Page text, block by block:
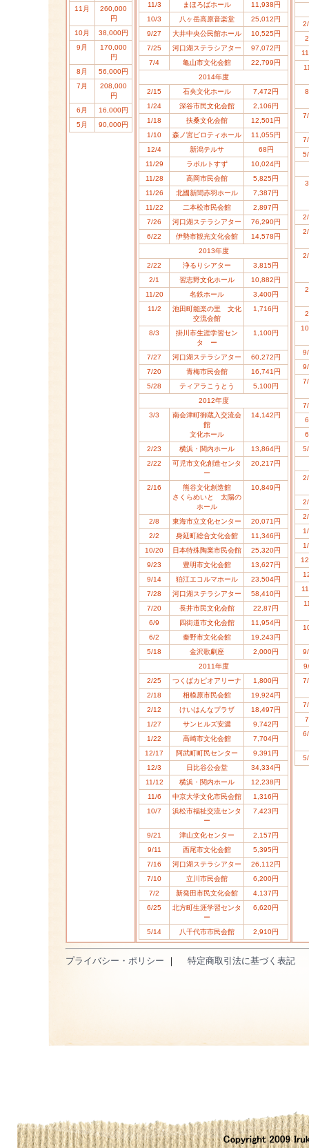
11月
260,000
円
10月
38,000円
9月
170,000
円
8月
56,000円
7月
208,000
円
6月
16,000円
5月
90,000円
11/3
まほろばホール
11,938円
10/3
八ヶ岳高原音楽堂
25,012円
9/27
大井中央公民館ホール
10,525円
7/25
河口湖ステラシアター
97,072円
7/4
亀山市文化会館
22,799円
2014年度
2/15
石央文化ホール
7,472円
1/24
深谷市民文化会館
2,106円
1/18
扶桑文化会館
12,501円
1/10
森ノ宮ピロティホール
11,055円
12/4
新潟テルサ
68円
11/29
ラポルトすず
10,024円
11/28
高岡市民会館
5,825円
11/26
北國新聞赤羽ホール
7,387円
11/22
二本松市民会館
2,897円
7/26
河口湖ステラシアター
76,290円
6/22
伊勢市観光文化会館
14,578円
2013年度
2/22
浄るりシアター
3,815円
2/1
習志野文化ホール
10,882円
11/20
名鉄ホール
3,400円
11/2
池田町能楽の里 文化
交流会館
1,716円
8/3
掛川市生涯学習セン
タ ー
1,100円
7/27 河口湖ステラシアター
60,272円
7/20
青梅市民会館
16,741円
5/28
ティアラこうとう
5,100円
2012年度
3/3
南会津町御蔵入交流会
館
文化ホール
14,142円
2/23 横浜・関内ホール
13,864円
2/22
可児市文化創造センタ
ー
20,217円
2/16
熊谷文化創造館
さくらめいと 太陽の
ホール
10,849円
2/8 東海市立文化センター
20,071円
2/2
身延町総合文化会館 11,346円
10/20
日本特殊陶業市民会館
25,320円
9/23
豊明市文化会館
13,627円
9/14
狛江エコルマホール 23,504円
7/28
河口湖ステラシアター
58,410円
7/20
長井市民文化会館
22,87円
6/9
四街道市文化会館
11,954円
6/2
秦野市文化会館
19,243円
5/18
金沢歌劇座
2,000円
2011年度
2/25
つくばカピオアリーナ
1,800円
2/18
相模原市民会館
19,924円
2/12
けいはんなプラザ
18,497円
1/27
サンヒルズ安濃
9,742円
1/22
高崎市文化会館
7,704円
12/17
阿武町町民センター
9,391円
12/3
日比谷公会堂
34,334円
11/12
横浜・関内ホール
12,238円
11/6
中京大学文化市民会館
1,316円
10/7
浜松市福祉交流センタ
ー
7,423円
9/21 津山文化センター
2,157円
9/11
西尾市文化会館
5,395円
7/16
河口湖ステラシアター
26,112円
7/10
立川市民会館
6,200円
7/2
新発田市民文化会館
4,137円
6/25
北方町生涯学習センタ
ー
6,620円
5/14 八千代市市民会館 2,910円
プライバシー・ポリシー ｜ 特定商取引法に基づく表記